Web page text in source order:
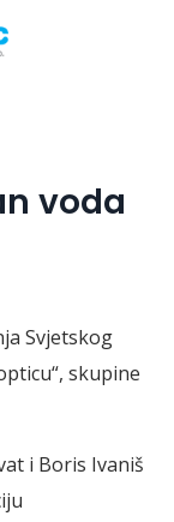
voda
Svjetskog
skupine
i Boris Ivaniš